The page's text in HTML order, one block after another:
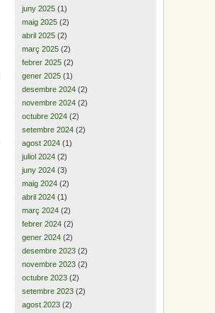
juny 2025 (1)
maig 2025 (2)
abril 2025 (2)
març 2025 (2)
febrer 2025 (2)
gener 2025 (1)
desembre 2024 (2)
novembre 2024 (2)
octubre 2024 (2)
setembre 2024 (2)
agost 2024 (1)
juliol 2024 (2)
juny 2024 (3)
maig 2024 (2)
abril 2024 (1)
març 2024 (2)
febrer 2024 (2)
gener 2024 (2)
desembre 2023 (2)
novembre 2023 (2)
octubre 2023 (2)
setembre 2023 (2)
agost 2023 (2)